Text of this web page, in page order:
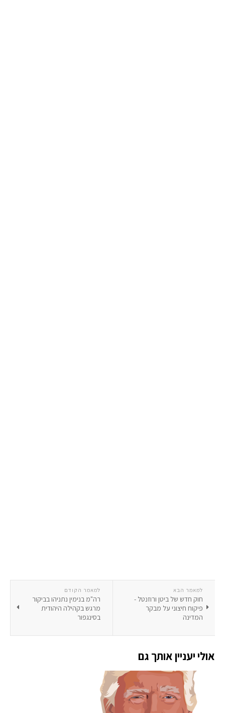
למאמר הקודם
רה"מ בנימין נתניהו בביקור
מרגש בקהילה היהודית
בסינגפור
למאמר הבא
חוק חדש של ביטן ורוזנטל -
פיקוח חיצוני על מבקר
המדינה
אולי יעניין אותך גם